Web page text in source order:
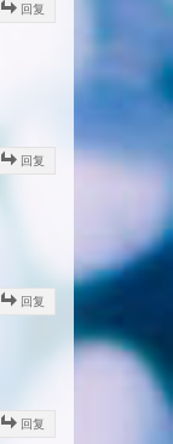
回复
回复
回复
回复